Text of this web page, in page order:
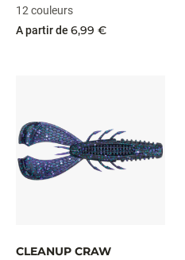
12 couleurs
A partir de 6,99 €
CLEANUP CRAW